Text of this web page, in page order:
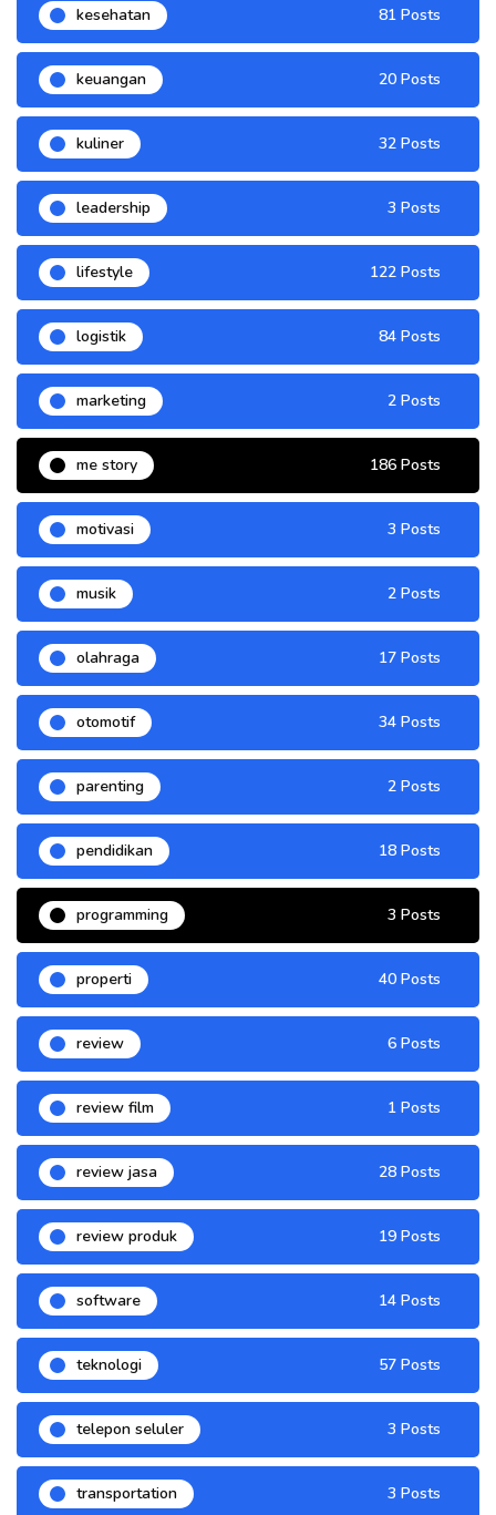
kesehatan 81 Posts
keuangan 20 Posts
kuliner 32 Posts
leadership 3 Posts
lifestyle 122 Posts
logistik 84 Posts
marketing 2 Posts
me story 186 Posts
motivasi 3 Posts
musik 2 Posts
olahraga 17 Posts
otomotif 34 Posts
parenting 2 Posts
pendidikan 18 Posts
programming 3 Posts
properti 40 Posts
review 6 Posts
review film 1 Posts
review jasa 28 Posts
review produk 19 Posts
software 14 Posts
teknologi 57 Posts
telepon seluler 3 Posts
transportation 3 Posts